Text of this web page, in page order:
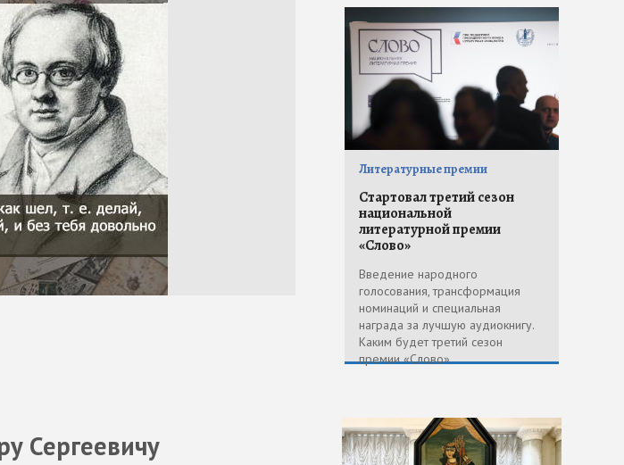
Сергеевичу
Литературные премии
Стартовал третий сезон
национальной
литературной премии
«Слово»
Введение народного
голосования, трансформация
номинаций и специальная
награда за лучшую аудиокнигу.
Каким будет третий сезон
премии «Слово»